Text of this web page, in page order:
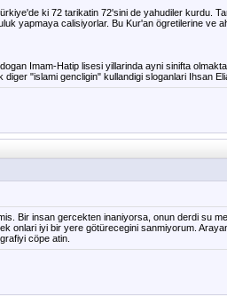
ki 72 tarikatin 72'sini de yahudiler kurdu.
yapmaya calisiyorlar. Bu Kur'an ögretilerine ve
Imam-Hatip lisesi yillarinda ayni sinifta
"islami gencligin" kullandigi sloganlari Ihsan
Bir insan gercekten inaniyorsa, onun derdi su
onlari iyi bir yere götürecegini sanmiyorum.
cöpe atin.